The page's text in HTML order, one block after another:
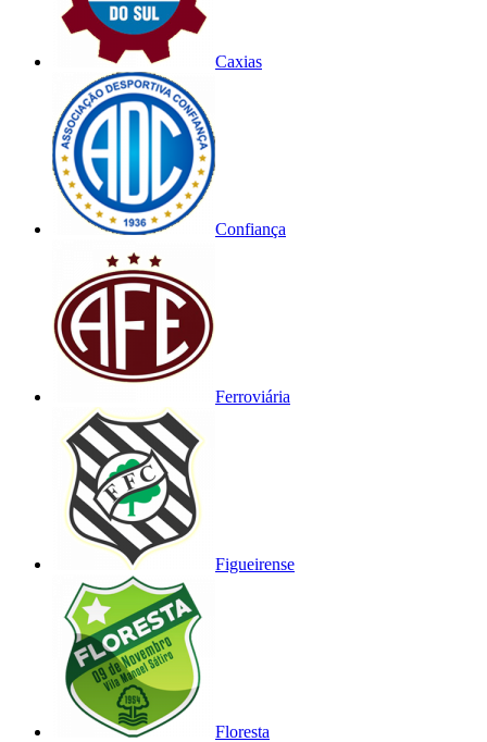
Caxias
Confiança
Ferroviária
Figueirense
Floresta